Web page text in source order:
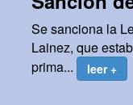
Se sanciona la
Lainez, que
prima...
leer +